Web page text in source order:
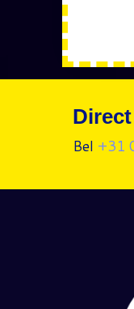
Bel +31